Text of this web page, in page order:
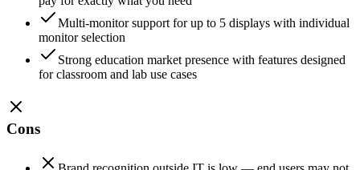
Multi-monitor support for up to 5 displays with individual
monitor selection
Strong education market presence with features designed
for classroom and lab use cases
Cons